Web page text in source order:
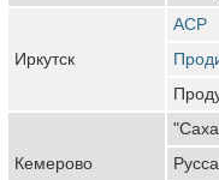
Иркутск
АСР
Кемерово